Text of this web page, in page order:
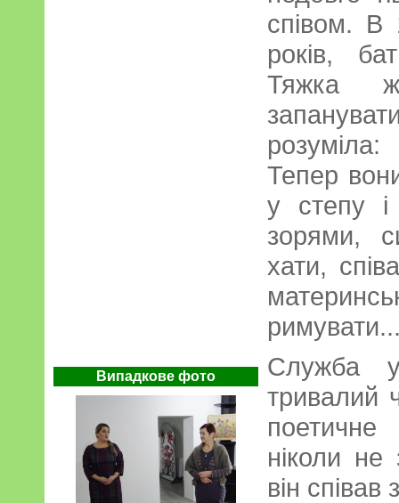
Випадкове фото
співом. В
років,
Тяжка
Тепер
у степу
зорями,
хати,
Служба
тривалий
поетичне
ніколи
він